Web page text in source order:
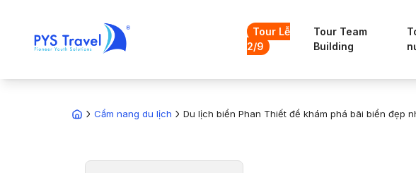
Tour Lễ
2/9
Tour Team
Building
Cẩm nang du lịch Du lịch biển Phan Thiết để khám phá bãi biển đẹp